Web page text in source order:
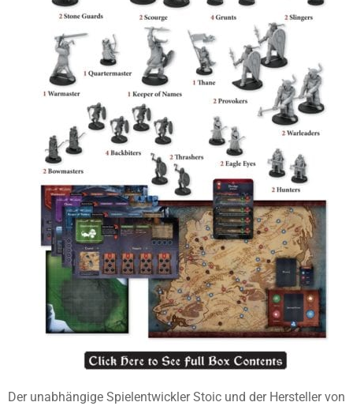
Der unabhängige Spielentwickler Stoic und der Hersteller von